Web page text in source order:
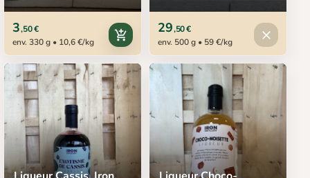
3,50 €
env. 330 g • 10,6 €/kg
add_shopping_cart 29,50 €
env. 500 g • 59 €/kg
close Produit